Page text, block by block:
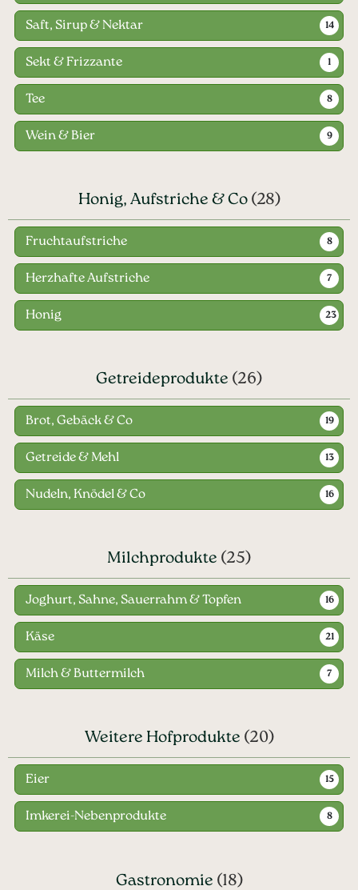
Saft, Sirup & Nektar 14
Sekt & Frizzante 1
Tee 8
Wein & Bier 9
Honig, Aufstriche & Co (28)
Fruchtaufstriche 8
Herzhafte Aufstriche 7
Honig 23
Getreideprodukte (26)
Brot, Gebäck & Co 19
Getreide & Mehl 13
Nudeln, Knödel & Co 16
Milchprodukte (25)
Joghurt, Sahne, Sauerrahm & Topfen 16
Käse 21
Milch & Buttermilch 7
Weitere Hofprodukte (20)
Eier 15
Imkerei-Nebenprodukte 8
Gastronomie (18)